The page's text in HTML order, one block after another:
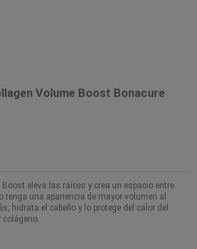
Volume Boost Bonacure
eleva las raíces y crea un espacio entre
tenga una apariencia de mayor volumen al
hidrata el cabello y lo protege del calor del
colágeno.